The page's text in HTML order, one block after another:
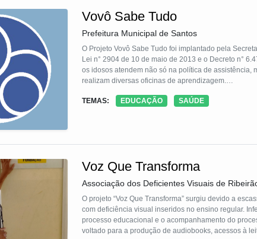
Vovô Sabe Tudo
Prefeitura Municipal de Santos
O Projeto Vovô Sabe Tudo foi implantado pela
Lei n° 2904 de 10 de maio de 2013 e o Decreto n°
os idosos atendem não só na política de assistência,
realizam diversas oficinas de aprendizagem.
Passado a uma outra concebida no imaginário
TEMAS: EDUCAÇÃO SAÚDE
Voz Que Transforma
Associação dos Deficientes Visuais de
O projeto “Voz Que Transforma” surgiu devido a escassez de obras literárias em
com deficiência visual inseridos no ensino regular.
processo educacional e o acompanhamento do
voltado para a produção de audiobooks, acessos à